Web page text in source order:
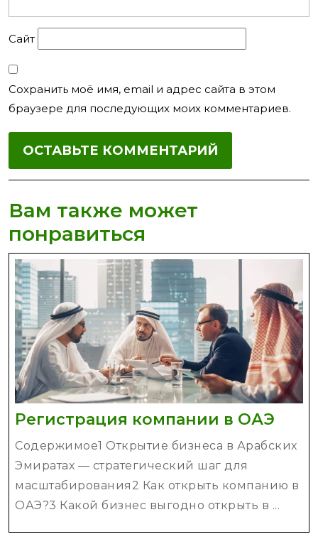
Сайт
Сохранить моё имя, email и адрес сайта в этом
браузере для последующих моих комментариев.
Вам также может
понравиться
Регистрация компании в ОАЭ
в
Содержимое1 Открытие бизнеса в Арабских
Эмиратах — стратегический шаг для
масштабирования2 Как открыть компанию в
ОАЭ?3 Какой бизнес выгодно открыть в ...